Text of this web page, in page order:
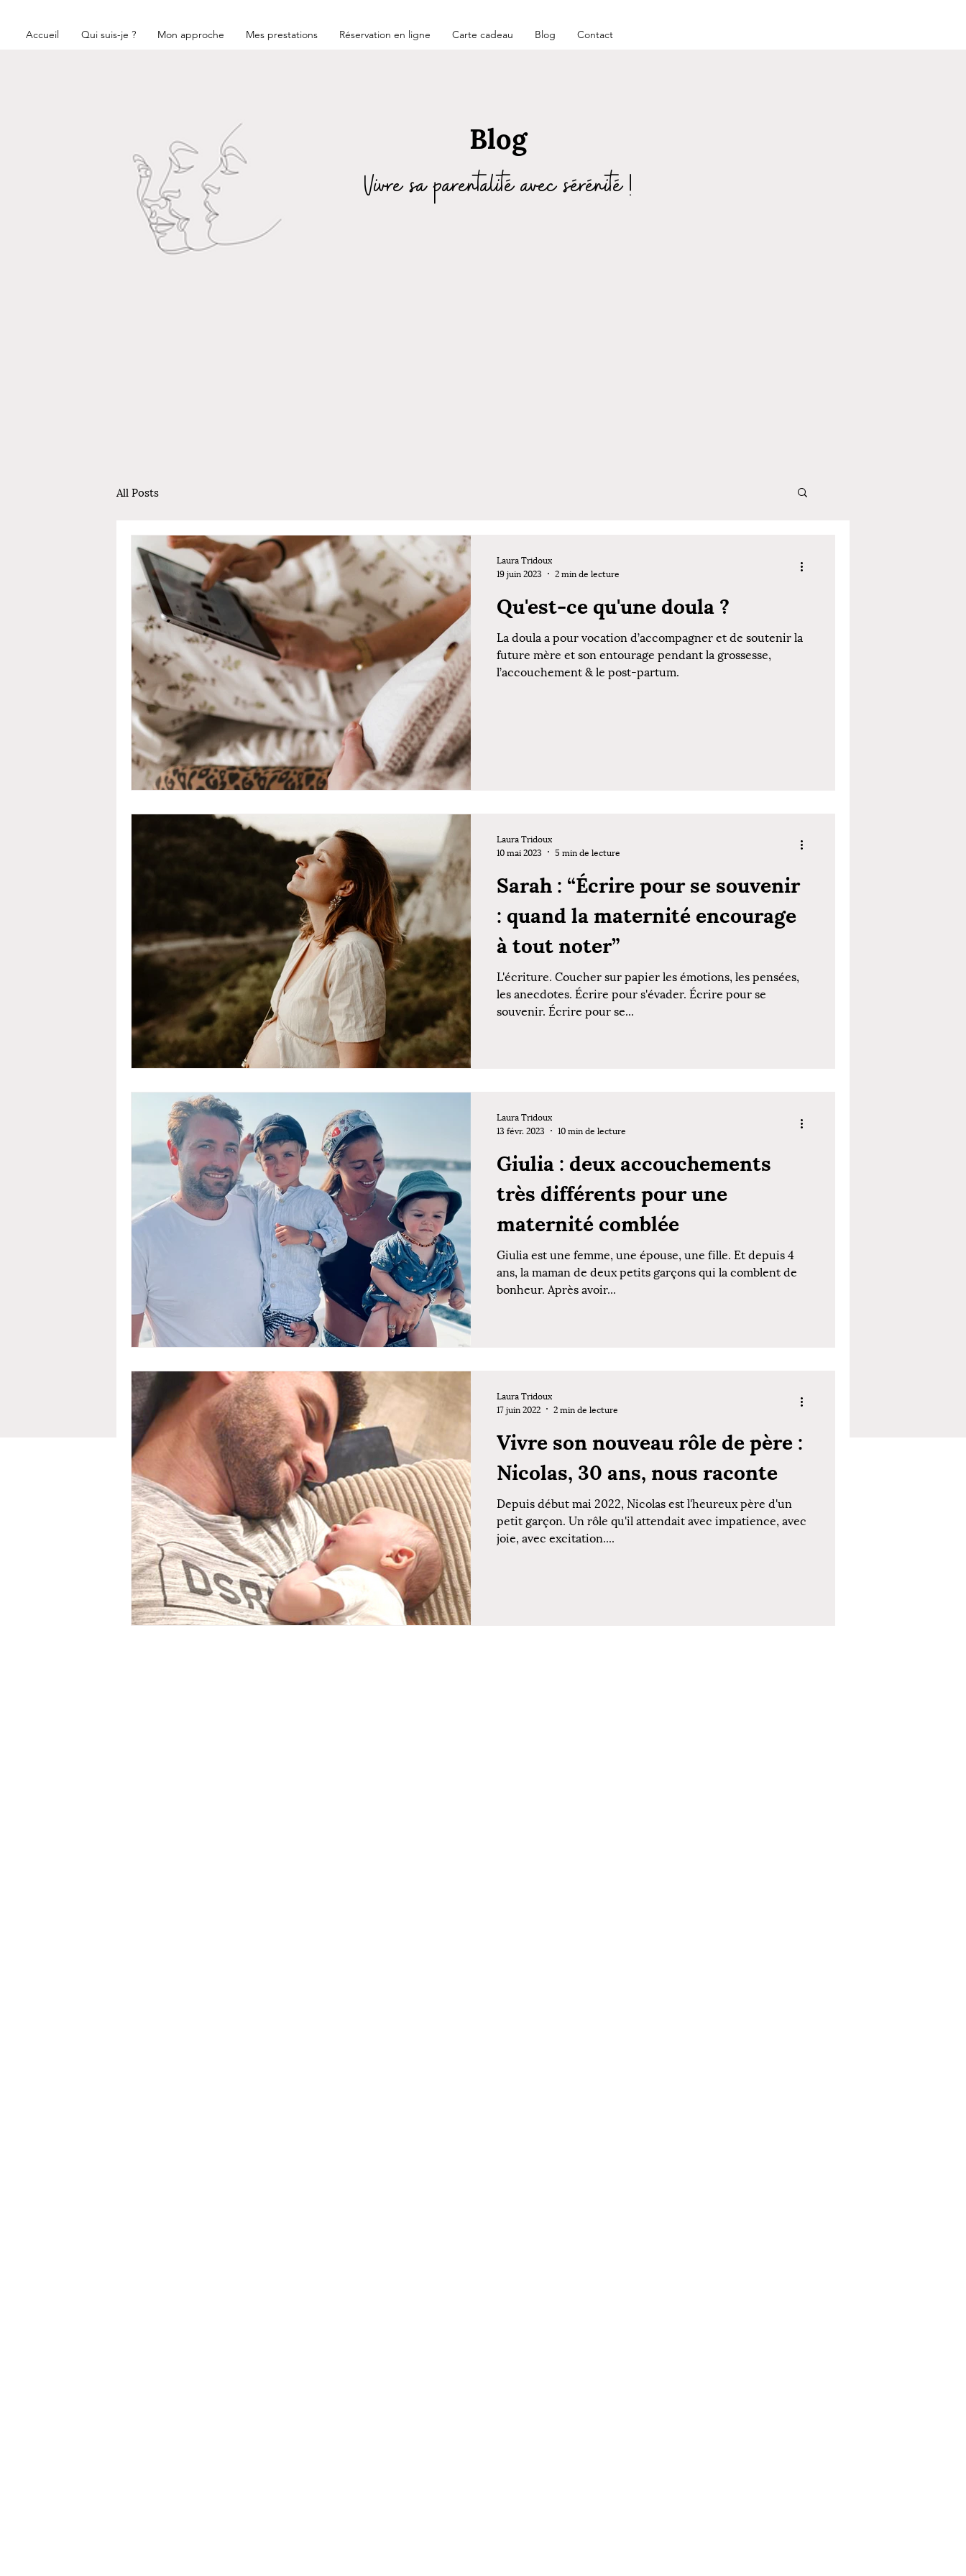
Accueil Qui suis-je ? Mon approche Mes prestations Réservation en ligne Carte cadeau Blog Contact
Blog
Vivre sa parentalité avec sérénité !
All Posts
Qu'est-ce qu'une doula ?
La doula a pour vocation d’accompagner et de soutenir la
future mère et son entourage pendant la grossesse,
l’accouchement & le post-partum.
Laura Tridoux
19 juin 2023
2 min de lecture
Sarah : “Écrire pour se souvenir
: quand la maternité encourage
à tout noter”
L'écriture. Coucher sur papier les émotions, les pensées,
les anecdotes. Écrire pour s'évader. Écrire pour se
souvenir. Écrire pour se...
Laura Tridoux
10 mai 2023
5 min de lecture
Giulia : deux accouchements
très différents pour une
maternité comblée
Giulia est une femme, une épouse, une fille. Et depuis 4
ans, la maman de deux petits garçons qui la comblent de
bonheur. Après avoir...
Laura Tridoux
13 févr. 2023
10 min de lecture
Vivre son nouveau rôle de père :
Nicolas, 30 ans, nous raconte
Depuis début mai 2022, Nicolas est l'heureux père d'un
petit garçon. Un rôle qu'il attendait avec impatience, avec
joie, avec excitation....
Laura Tridoux
17 juin 2022
2 min de lecture